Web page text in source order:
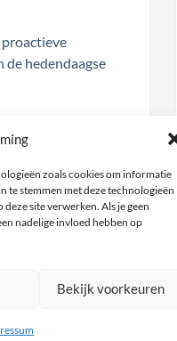
zoals cookies om informatie
te stemmen met deze technologieën
site verwerken. Als je geen
nadelige invloed hebben op
Bekijk voorkeuren
de hedendaagse